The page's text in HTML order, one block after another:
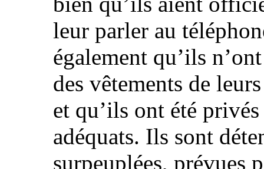
leur parler au
également qu’ils
des vêtements de
et qu’ils ont été
adéquats. Ils sont
surpeuplées, prévues